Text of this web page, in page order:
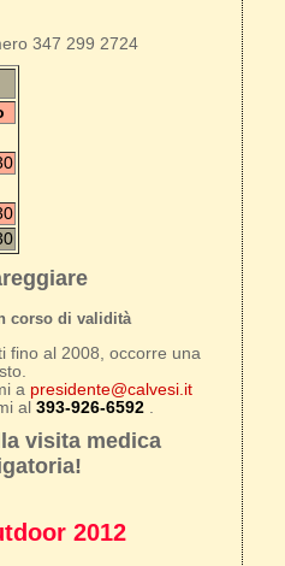
347 299 2724
corso di validità
fino al 2008, occorre una
a presidente@calvesi.it
al393-926-6592
visita medica
2012